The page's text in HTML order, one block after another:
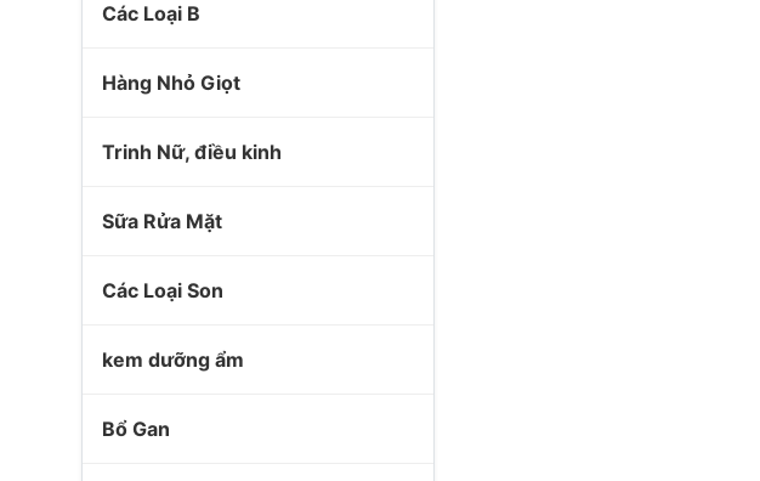
Các Loại B
Hàng Nhỏ Giọt
Trinh Nữ, điều kinh
Sữa Rửa Mặt
Các Loại Son
kem dưỡng ẩm
Bổ Gan